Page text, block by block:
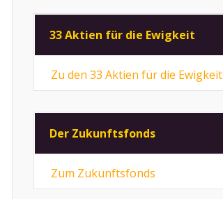
33 Aktien für die Ewigkeit
Zu den 33 Aktien für die Ewigkeit
Der Zukunftsfonds
Zum Zukunftsfonds